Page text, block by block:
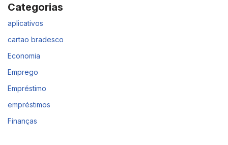
Categorias
aplicativos
cartao bradesco
Economia
Emprego
Empréstimo
empréstimos
Finanças